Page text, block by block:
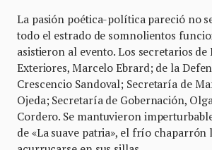
La pasión poética-política pareció no
todo el estrado de somnolientos
asistieron al evento. Los secretarios de
Exteriores, Marcelo Ebrard; de la
Crescencio Sandoval; Secretaría de
Ojeda; Secretaría de Gobernación,
Cordero. Se mantuvieron
de «La suave patria», el frío chaparrón